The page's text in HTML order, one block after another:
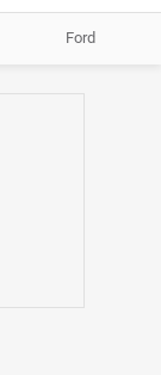
Ford